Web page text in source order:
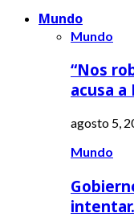
Mundo
Mundo
“Nos
acusa
agosto 5,
Mundo